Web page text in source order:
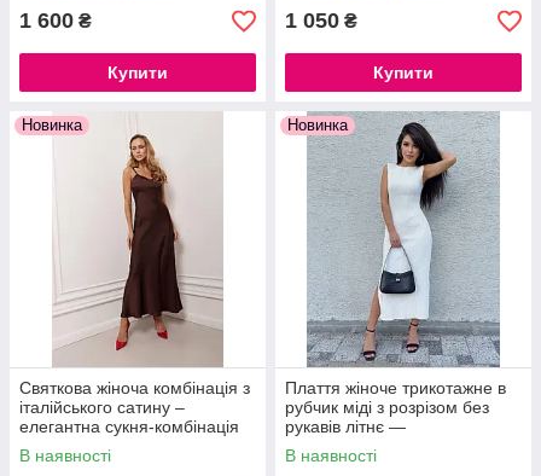
1 600 ₴
Купити
1 050 ₴
Купити
Новинка
Святкова жіноча комбінація з
італійського сатину –
елегантна сукня-комбінація
для особливих подій
В наявності
Новинка
Плаття жіноче трикотажне в
рубчик міді з розрізом без
рукавів літнє —
універсальний розмір 42-46,
Туреччина
В наявності